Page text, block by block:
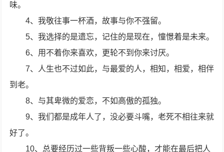
味。
4、我敬往事一杯酒，故事与你不强留。
5、我选择的是遗忘，记住的是现在，憧憬着是未来。
6、用不着你来喜欢，更轮不到你来讨厌。
7、人生也不过如此，与最爱的人，相知，相爱，相伴
到老。
8、与其卑微的爱恋，不如高傲的孤独。
9、我们都是成年人了，没必要斗嘴，老死不相往来就
好了。
10、总要经历过一些背叛一些心酸，才能在最后把人